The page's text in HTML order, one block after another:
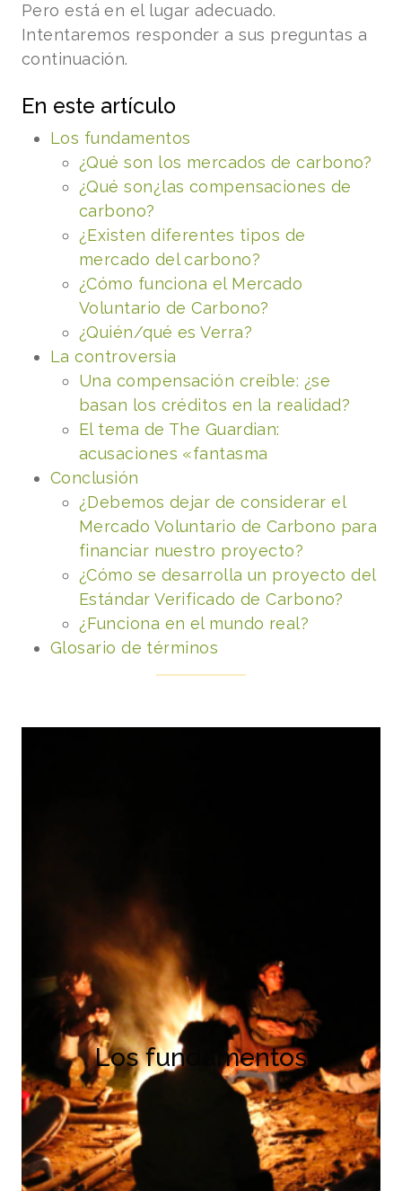
Pero está en el lugar adecuado.
Intentaremos responder a sus preguntas a
continuación.
En este artículo
Los fundamentos
¿Qué son los mercados de carbono?
¿Qué son¿las compensaciones de
carbono?
¿Existen diferentes tipos de
mercado del carbono?
¿Cómo funciona el Mercado
Voluntario de Carbono?
¿Quién/qué es Verra?
La controversia
Una compensación creíble: ¿se
basan los créditos en la realidad?
El tema de The Guardian:
acusaciones «fantasma
Conclusión
¿Debemos dejar de considerar el
Mercado Voluntario de Carbono para
financiar nuestro proyecto?
¿Cómo se desarrolla un proyecto del
Estándar Verificado de Carbono?
¿Funciona en el mundo real?
Glosario de términos
Los fundamentos